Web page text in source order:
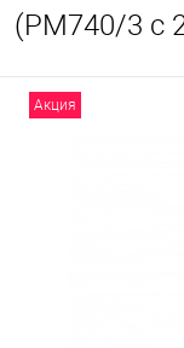
(PM740/3 c
Акция